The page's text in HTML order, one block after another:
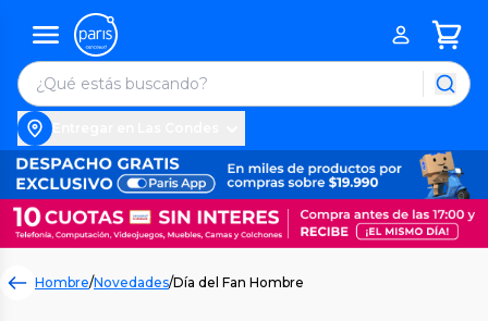
Hombre/Novedades/Día del Fan Hombre